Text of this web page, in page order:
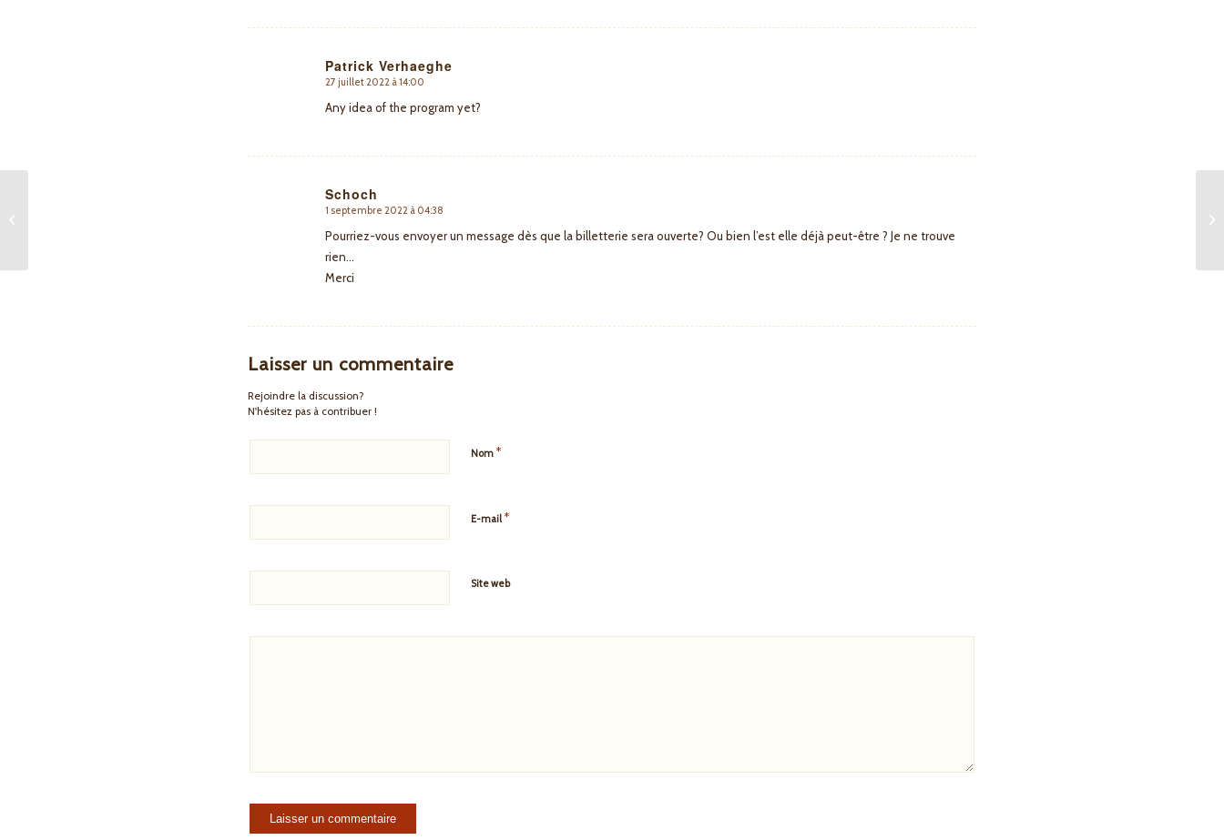
Patrick Verhaeghe
dit
27 juillet 2022 à 14:00
Any idea of the program yet?
Schoch
dit
1 septembre 2022 à 04:38
Pourriez-vous envoyer un message dès que la billetterie sera ouverte? Ou bien l’est elle déjà peut-être ? Je ne trouve
rien…
Merci
Laisser un commentaire
Rejoindre la discussion?
N'hésitez pas à contribuer !
Nom *
E-mail*
Site web